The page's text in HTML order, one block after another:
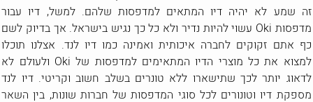
זה שמע לא יהיה דיו המתאים למדפסות שלהם. למשל, דיו עבור
מדפסות Oki עשוי להיות נדיר ולא כל כך נגיש בישראל. אך בדיוק לשם
כף אתם זקוקים לחברה איכותית ואמינה כמו דיו לנד. אצלנו תוכלו
למצוא את כל מוצרי הדיו המתאימים למדפסות של Oki ולעולם לא
לדאוג יותר לכך שתישארו ללא טונרים בשלב חשוב וקריטי. דיו לנד
מספקת דיו וטונורים לכל סוגי המדפסות של חברות שונות, בין השאר